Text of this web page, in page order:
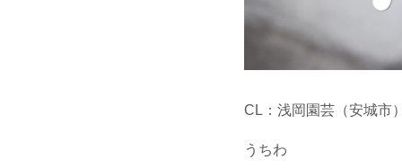
CL：浅岡園芸（安城市
うちわ